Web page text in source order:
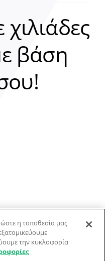
βάση
η τοποθεσία μας
την κυκλοφορία